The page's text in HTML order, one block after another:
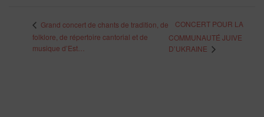
Grand concert de chants de tradition, de
folklore, de répertoire cantorial et de
musique d’Est…
CONCERT POUR LA
COMMUNAUTÉ JUIVE
D’UKRAINE